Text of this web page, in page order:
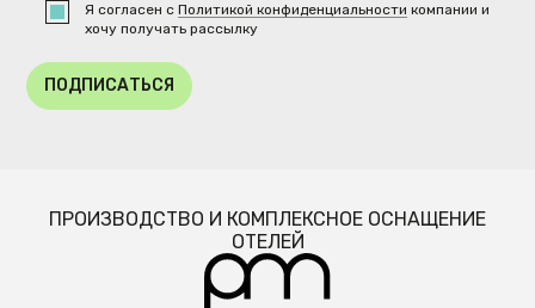
Я согласен сПолитикой конфиденциальности компании и
хочу получать рассылку
ПОДПИСАТЬСЯ
ПРОИЗВОДСТВО И КОМПЛЕКСНОЕ ОСНАЩЕНИЕ
ОТЕЛЕЙ